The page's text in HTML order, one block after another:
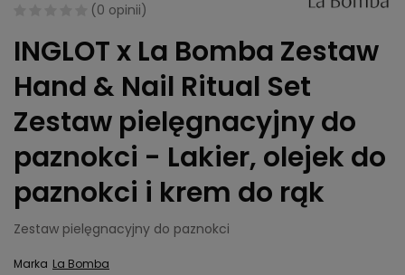
(0 opinii)
INGLOT x La Bomba Zestaw
Hand & Nail Ritual Set
Zestaw pielęgnacyjny do
paznokci - Lakier, olejek do
paznokci i krem do rąk
Zestaw pielęgnacyjny do paznokci
Marka La Bomba